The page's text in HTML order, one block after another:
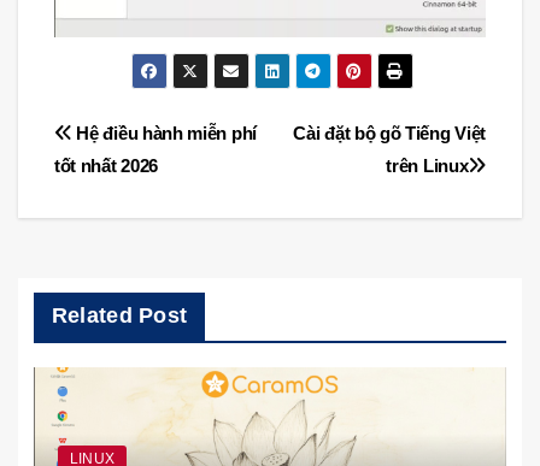
Điều
viết
Cài đặt bộ gõ Tiếng Việt
trên Linux
Hệ điều hành miễn phí
tốt nhất 2026
Related Post
LINUX